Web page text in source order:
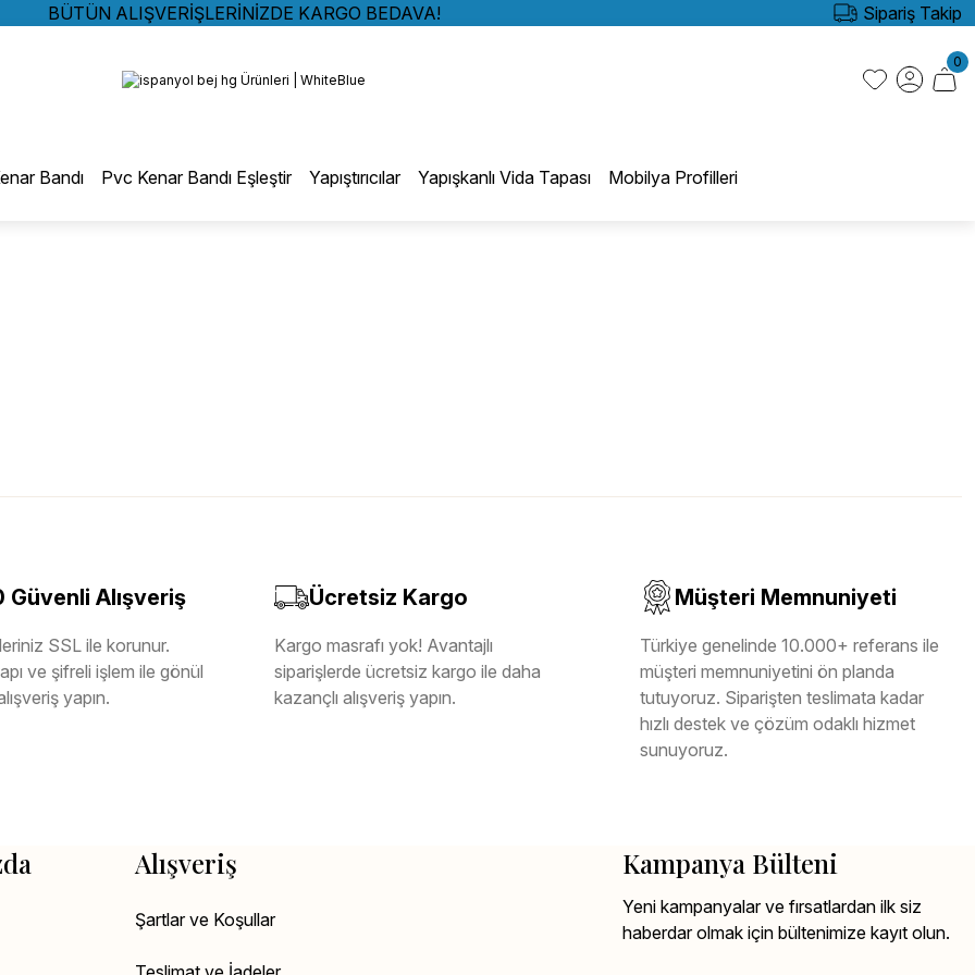
BÜTÜN ALIŞVERİŞLERİNİZDE KARGO BEDAVA!
KREDİ KARTINA 6 TAKSİT SEÇENEĞİ
BÜTÜN ALIŞVERİŞLERİNİZDE KARGO BEDAVA!
Sipariş Takip
0
Bandı Pvc Kenar Bandı Eşleştir Yapıştırıcılar Yapışkanlı Vida Tapası Mobilya Profilleri
Güvenli Alışveriş
SSL ile korunur.
ve şifreli işlem ile gönül
yapın.
Ücretsiz Kargo
Kargo masrafı yok! Avantajlı
siparişlerde ücretsiz kargo ile daha
kazançlı alışveriş yapın.
Müşteri Memnuniyeti
Türkiye genelinde 10.000+ referans ile
müşteri memnuniyetini ön planda
tutuyoruz. Siparişten teslimata kadar
hızlı destek ve çözüm odaklı hizmet
sunuyoruz.
Alışveriş
Şartlar ve Koşullar
Kampanya Bülteni
Yeni kampanyalar ve fırsatlardan ilk siz
haberdar olmak için bültenimize kayıt olun.